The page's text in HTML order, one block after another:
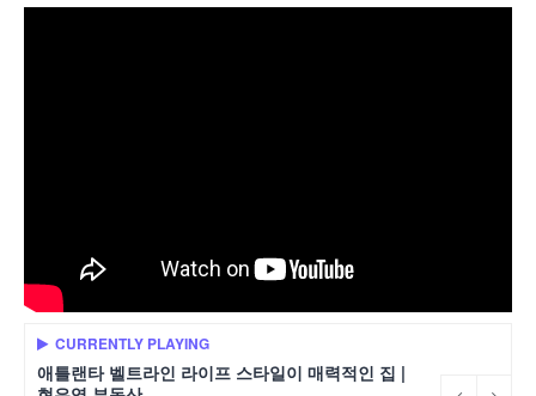
CURRENTLY PLAYING
애틀랜타 벨트라인 라이프 스타일이 매력적인 집 |